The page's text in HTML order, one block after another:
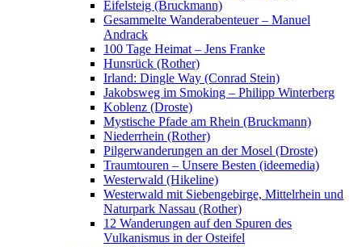
Eifelsteig (Bruckmann)
Gesammelte Wanderabenteuer – Manuel
Andrack
100 Tage Heimat – Jens Franke
Hunsrück (Rother)
Irland: Dingle Way (Conrad Stein)
Jakobsweg im Smoking – Philipp Winterberg
Koblenz (Droste)
Mystische Pfade am Rhein (Bruckmann)
Niederrhein (Rother)
Pilgerwanderungen an der Mosel (Droste)
Traumtouren – Unsere Besten (ideemedia)
Westerwald (Hikeline)
Westerwald mit Siebengebirge, Mittelrhein und
Naturpark Nassau (Rother)
12 Wanderungen auf den Spuren des
Vulkanismus in der Osteifel